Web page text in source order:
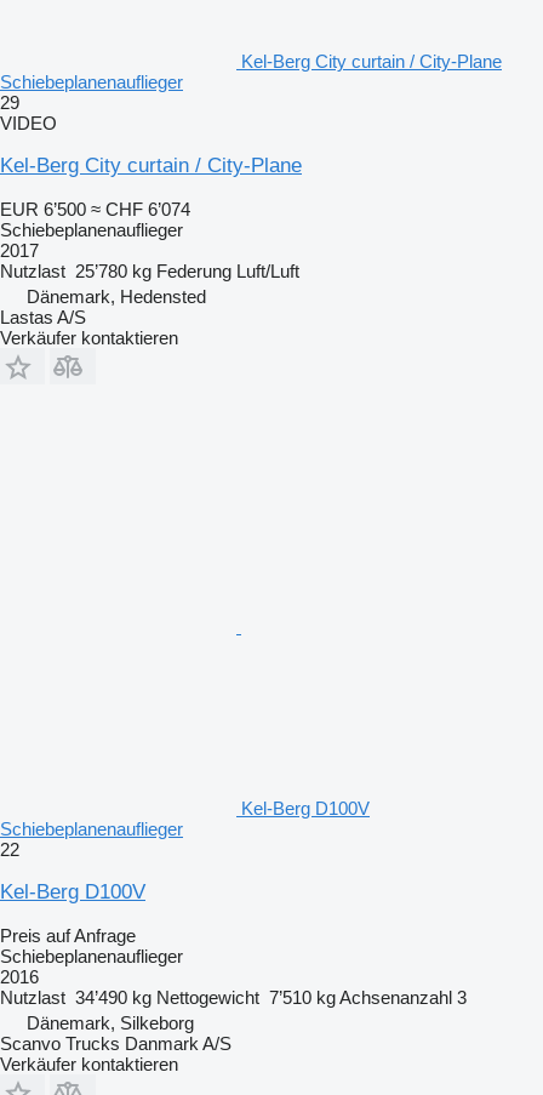
Kel-Berg City curtain / City-Plane
Schiebeplanenauflieger
29
VIDEO
Kel-Berg City curtain / City-Plane
EUR 6’500 ≈ CHF 6’074
Schiebeplanenauflieger
2017
Nutzlast 25’780 kg Federung Luft/Luft
Dänemark, Hedensted
Lastas A/S
Verkäufer kontaktieren
Kel-Berg D100V
Schiebeplanenauflieger
22
Kel-Berg D100V
Preis auf Anfrage
Schiebeplanenauflieger
2016
Nutzlast 34’490 kg Nettogewicht 7’510 kgAchsenanzahl 3
Dänemark, Silkeborg
Scanvo Trucks Danmark A/S
Verkäufer kontaktieren